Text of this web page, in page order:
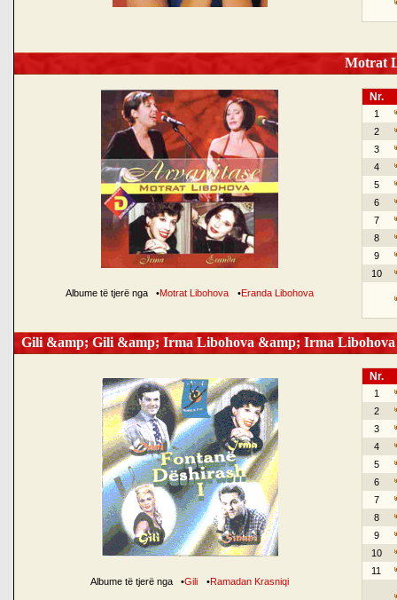
Motrat
Albume të tjerë nga •Motrat Libohova •Eranda Libohova
Nr.
1
2
3
4
5
6
7
8
9
10
Gili &amp; Gili &amp; Irma Libohova &amp; Irma
Albume të tjerë nga •Gili •Ramadan Krasniqi
Nr.
1
2
3
4
5
6
7
8
9
10
11